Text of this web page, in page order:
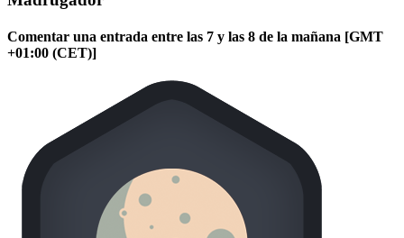
Comentar una entrada entre las 7 y las 8 de la mañana [GMT
+01:00 (CET)]